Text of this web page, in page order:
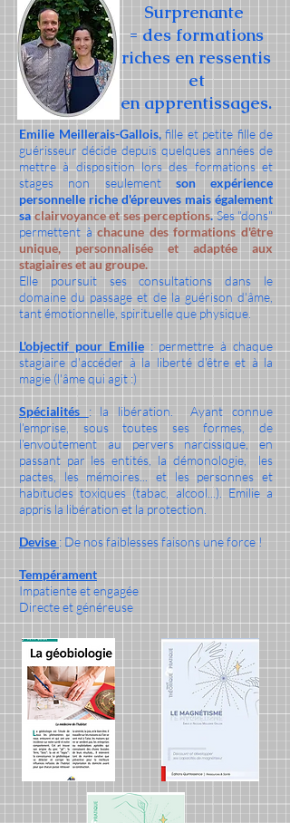
Surprenante
= des formations
riches en ressentis
et
en apprentissages.
Emilie Meillerais-Gallois,fille et petite fille de
guérisseur décide depuis quelques années de
mettre à disposition lors des formations et
stages non seulement son expérience
personnelle riche d'épreuves mais également
saclairvoyance et ses perceptions.Ses "dons"
permettent àchacune des formations d'être
unique, personnalisée et adaptée aux
stagiaires et au groupe.
Elle poursuit ses consultations dans le
domaine du passage et de la guérison d'âme,
tant émotionnelle, spirituelle que physique.
L'objectif pour Emilie: permettre à chaque
stagiaire d'accéder à la liberté d'être et à la
magie (l'âme qui agit :)
Spécialités : la libération. Ayant connue
l'emprise, sous toutes ses formes, de
l'envoûtement au pervers narcissique, en
passant par les entités, la démonologie, les
pactes, les mémoires... et les personnes et
habitudes toxiques (tabac, alcool...). Emilie a
appris la libération et la protection.
Devise : De nos faiblesses faisons une force !
Tempérament
Impatiente et engagée
Directe et généreuse